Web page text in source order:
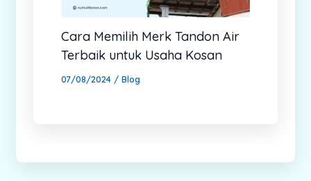
Cara Memilih Merk Tandon Air
Terbaik untuk Usaha Kosan
07/08/2024 / Blog